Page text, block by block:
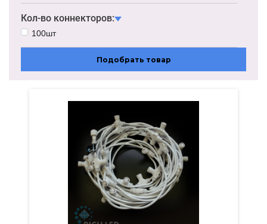
Кол-во коннекторов:
100шт
Подобрать товар